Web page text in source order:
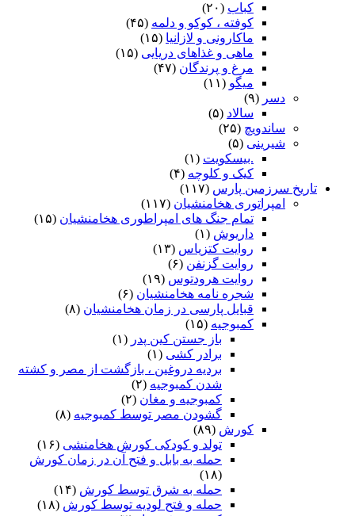
کباب (۲۰)
کوفته ، کوکو و دلمه (۴۵)
ماکارونی و لازانیا (۱۵)
ماهی و غذاهای دریایی (۱۵)
مرغ و پرندگان (۴۷)
میگو (۱۱)
دسر (۹)
سالاد (۵)
ساندویچ (۲۵)
شیرینی (۵)
.بیسکویت (۱)
کیک و کلوچه (۴)
تاریخ سرزمین پارس (۱۱۷)
امپراتوری هخامنشیان (۱۱۷)
تمام جنگ های امپراطوری هخامنشیان (۱۵)
داریوش (۱)
روایت کتزیاس (۱۳)
روایت گزنفن (۶)
روایت هرودتوس (۱۹)
شجره نامه هخامنشیان (۶)
قبایل پارسی در زمان هخامنشیان (۸)
کمبوجیه (۱۵)
باز جستن کین پدر (۱)
برادر کشی (۱)
بردیه دروغین ، بازگشت از مصر و کشته
شدن کمبوجیه (۲)
کمبوجیه و مغان (۲)
گشودن مصر توسط کمبوجیه (۸)
کورش (۸۹)
تولد و کودکی کورش هخامنشی (۱۶)
حمله به بابل و فتح آن در زمان کورش
(۱۸)
حمله به شرق توسط کورش (۱۴)
حمله و فتح لودیه توسط کورش (۱۸)